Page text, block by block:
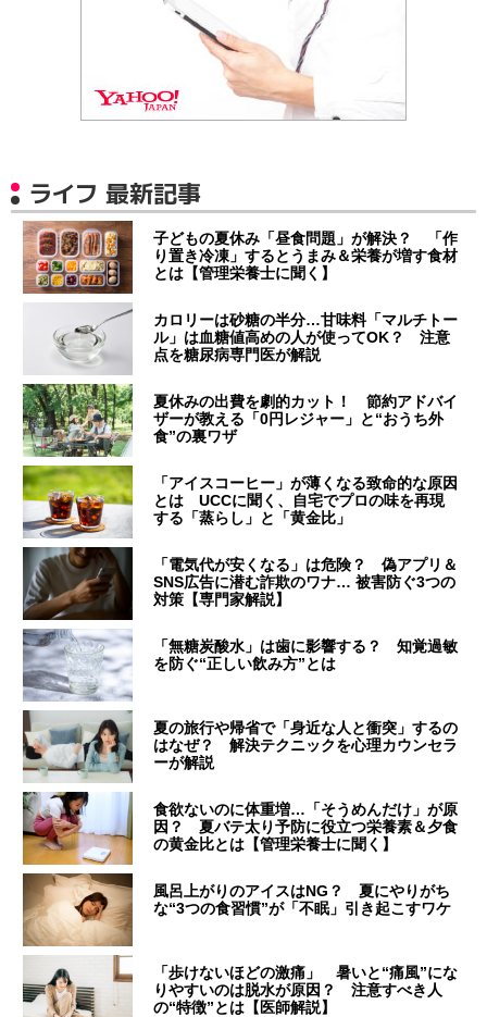
ライフ 最新記事
子どもの夏休み「昼食問題」が解決？ 「作
り置き冷凍」するとうまみ＆栄養が増す食材
とは【管理栄養士に聞く】
カロリーは砂糖の半分…甘味料「マルチトー
ル」は血糖値高めの人が使ってOK？ 注意
点を糖尿病専門医が解説
夏休みの出費を劇的カット！ 節約アドバイ
ザーが教える「0円レジャー」と“おうち外
食”の裏ワザ
「アイスコーヒー」が薄くなる致命的な原因
とは UCCに聞く、自宅でプロの味を再現
する「蒸らし」と「黄金比」
「電気代が安くなる」は危険？ 偽アプリ＆
SNS広告に潜む詐欺のワナ… 被害防ぐ3つの
対策【専門家解説】
「無糖炭酸水」は歯に影響する？ 知覚過敏
を防ぐ“正しい飲み方”とは
夏の旅行や帰省で「身近な人と衝突」するの
はなぜ？ 解決テクニックを心理カウンセラ
ーが解説
食欲ないのに体重増…「そうめんだけ」が原
因？ 夏バテ太り予防に役立つ栄養素＆夕食
の黄金比とは【管理栄養士に聞く】
風呂上がりのアイスはNG？ 夏にやりがち
な“3つの食習慣”が「不眠」引き起こすワケ
「歩けないほどの激痛」 暑いと“痛風”にな
りやすいのは脱水が原因？ 注意すべき人
の“特徴”とは【医師解説】